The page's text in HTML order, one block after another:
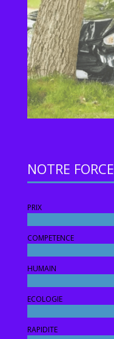
NOTRE FORCE
PRIX
COMPETENCE
HUMAIN
ECOLOGIE
RAPIDITE